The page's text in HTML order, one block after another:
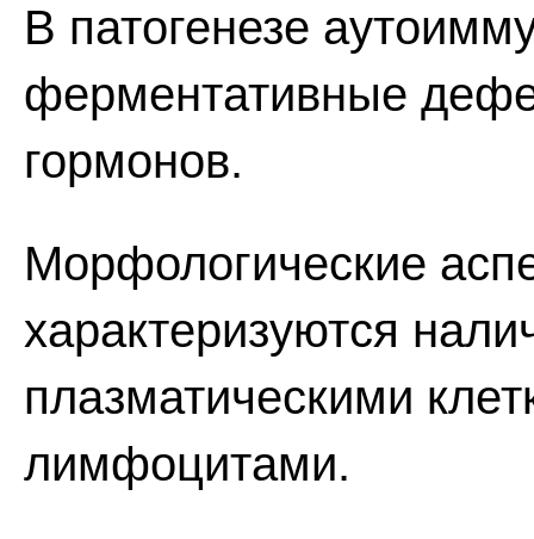
В патогенезе
ферментативные
гормонов.
Морфологические
характеризуются
плазматическими
лимфоцитами.